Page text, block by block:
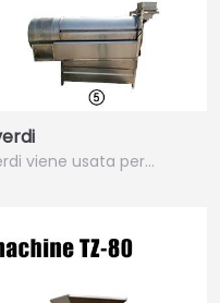
viene usata per…